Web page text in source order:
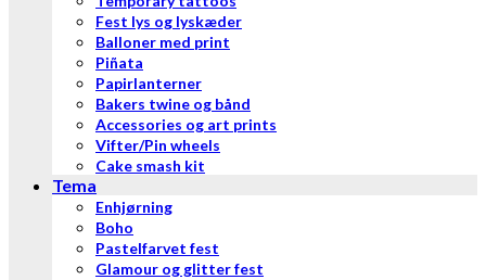
Fest lys og lyskæder
Balloner med print
Piñata
Papirlanterner
Bakers twine og bånd
Accessories og art prints
Vifter/Pin wheels
Cake smash kit
Tema
Enhjørning
Boho
Pastelfarvet fest
Glamour og glitter fest